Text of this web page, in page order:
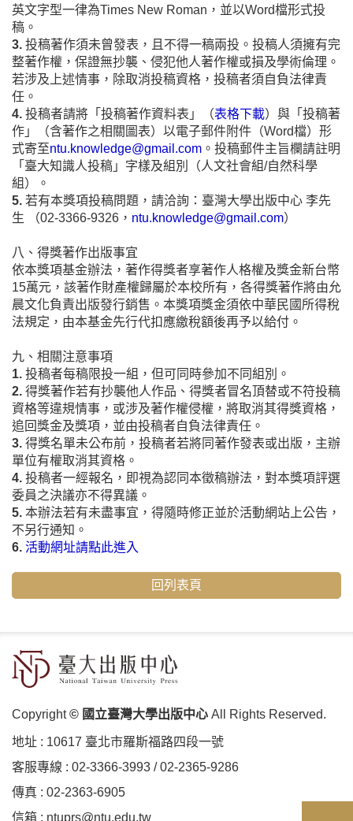
英文字型一律為Times New Roman，並以Word檔形式投
稿。
3. 投稿著作須未曾發表，且不得一稿兩投。投稿人須擁有完
整著作權，保證無抄襲、 侵犯他人著作權或損及學術倫理。
若涉及上述情事，除取消投稿資格，投稿者須自負法律責
任。
4. 投稿者請將「投稿著作資料表」（表格下載）與「投稿著
作」（含著作之相關 圖表）以電子郵件附件（Word檔）形
式寄至ntu.knowledge@gmail.com 。投稿郵件主旨欄請註明
「臺大知識人投稿」字樣及組別（人文社會組/自然科學
組）。
5. 若有本獎項投稿問題，請洽詢：臺灣大學出版中心 李先
生 （02-3366-9326， ntu.knowledge@gmail.com）
八、得獎著作出版事宜
依本獎項基金辦法，著作得獎者享著作人格權及獎金新台幣
15萬元，該著作財產權歸屬於本校所有，各得獎著作將由允
晨文化負責出版發行銷售。本獎項獎金須依中華民國所得稅
法規定，由本基金先行代扣應繳稅額後再予以給付。
九、相關注意事項
1. 投稿者每稿限投一組，但可同時參加不同組別。
2. 得獎著作若有抄襲他人作品、得獎者冒名頂替或不符投稿
資格等違規情事，或涉及著作權侵權，將取消其得獎資格，
追回獎金及獎項，並由投稿者自負法律責任。
3. 得獎名單未公布前，投稿者若將同著作發表或出版，主辦
單位有權取消其資格。
4. 投稿者一經報名，即視為認同本徵稿辦法，對本獎項評選
委員之決議亦不得異議。
5. 本辦法若有未盡事宜，得隨時修正並於活動網站上公告，
不另行通知。
6. 活動網址請點此進入
回列表頁
Copyright© 國立臺灣大學出版中心 All Rights Reserved.
地址 : 10617 臺北市羅斯福路四段⼀號
客服專線 : 02-3366-3993 /02-2365-9286
傳真 : 02-2363-6905
信箱 : ntuprs@ntu.edu.tw